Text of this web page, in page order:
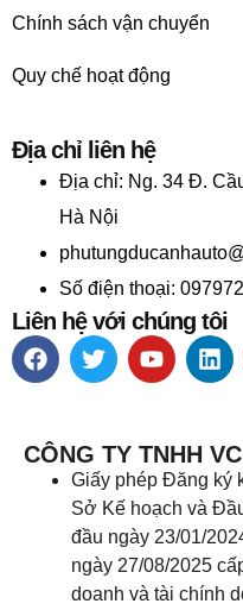
Chính sách vận chuyển
Quy chế hoạt động
Địa chỉ liên hệ
Địa chỉ: Ng. 34 Đ.
Hà Nội
Số điện thoại:
Liên hệ với chúng tôi
CÔNG TY TNHH
Giấy phép Đăng ký
Sở Kế hoạch và
đầu ngày 23/01/
ngày 27/08/2025
doanh và tài chính